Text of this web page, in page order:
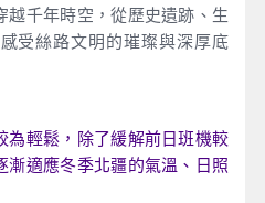
越千年時空，從歷史遺跡、生
受絲路文明的璀璨與深厚底
為輕鬆，除了緩解前日班機較
漸適應冬季北疆的氣溫、日照